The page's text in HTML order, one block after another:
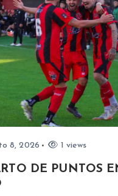
8, 2026 1 views
DE PUNTOS